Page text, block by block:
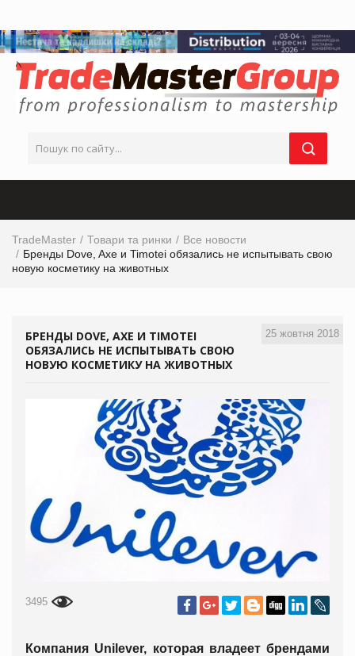
TradeMaster Товари та ринки
Все новости
Бренды Dove, Axe и Timotei обязались не испытывать свою
новую косметику на животных
25 жовтня 2018
БРЕНДЫ DOVE, AXE И TIMOTEI
ОБЯЗАЛИСЬ НЕ ИСПЫТЫВАТЬ СВОЮ
НОВУЮ КОСМЕТИКУ НА ЖИВОТНЫХ
3495
Компания Unilever, которая владеет брендами